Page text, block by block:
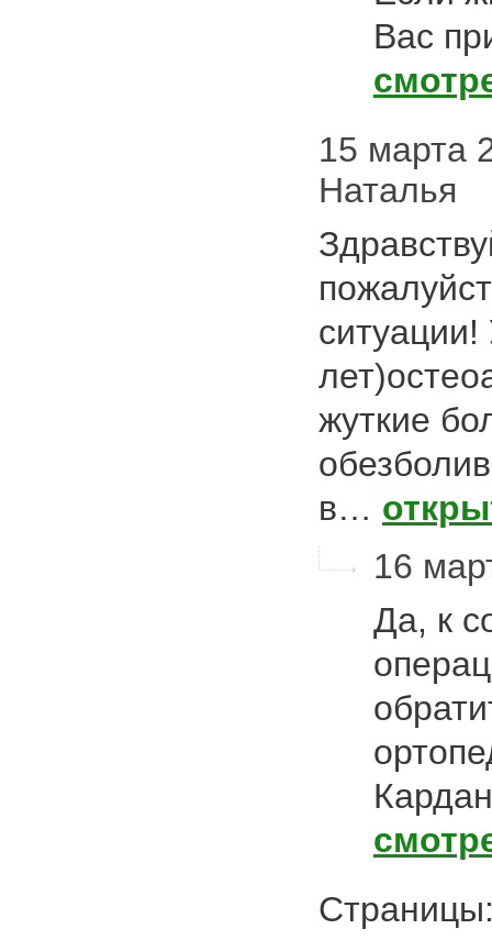
Вас
15 марта
Наталья
жуткие
в…
16
Да, к